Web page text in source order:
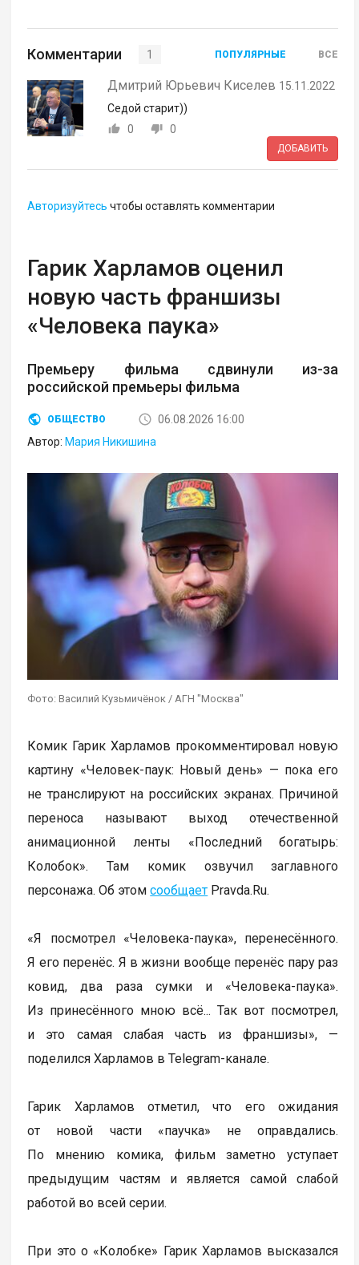
Комментарии 1 ПОПУЛЯРНЫЕ ВСЕ
Дмитрий Юрьевич Киселев 15.11.2022
Седой старит))
0
0
ДОБАВИТЬ
Авторизуйтесь чтобы оставлять комментарии
Гарик Харламов оценил
новую часть франшизы
«Человека паука»
Премьеру фильма сдвинули из-за
российской премьеры фильма
ОБЩЕСТВО
06.08.2026 16:00
Автор: Мария Никишина
Фото: Василий Кузьмичёнок / АГН "Москва"
Комик Гарик Харламов прокомментировал новую
картину «Человек-паук: Новый день» — пока его
не транслируют на российских экранах. Причиной
переноса называют выход отечественной
анимационной ленты «Последний богатырь:
Колобок». Там комик озвучил заглавного
персонажа. Об этомсообщает Pravda.Ru.
«Я посмотрел «Человека-паука», перенесённого.
Я его перенёс. Я в жизни вообще перенёс пару раз
ковид, два раза сумки и «Человека-паука».
Из принесённого мною всё... Так вот посмотрел,
и это самая слабая часть из франшизы», —
поделился Харламов в Telegram-канале.
Гарик Харламов отметил, что его ожидания
от новой части «паучка» не оправдались.
По мнению комика, фильм заметно уступает
предыдущим частям и является самой слабой
работой во всей серии.
При это о «Колобке» Гарик Харламов высказался